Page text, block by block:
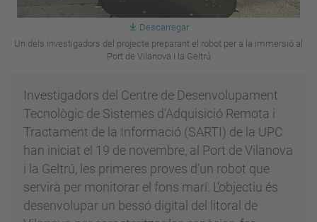
Descarregar
Un dels investigadors del projecte preparant el robot per a la immersió al
Port de Vilanova i la Geltrú
Investigadors del Centre de Desenvolupament
Tecnològic de Sistemes d'Adquisició Remota i
Tractament de la Informació (SARTI) de la UPC
han iniciat el 19 de novembre, al Port de Vilanova
i la Geltrú, les primeres proves d’un robot que
servirà per monitorar el fons marí. L’objectiu és
desenvolupar un bessó digital del litoral de